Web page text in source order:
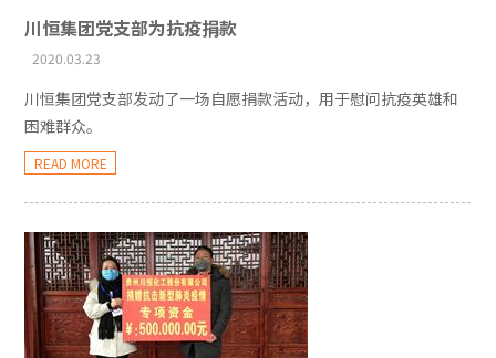
川恒集团党支部为抗疫捐款
2020.03.23
川恒集团党支部发动了一场自愿捐款活动，用于慰问抗疫英雄和
困难群众。
READ MORE